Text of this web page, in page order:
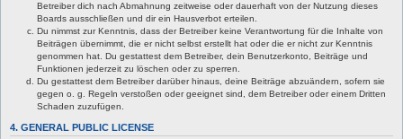
Betreiber dich nach Abmahnung zeitweise oder dauerhaft von der Nutzung dieses
Boards ausschließen und dir ein Hausverbot erteilen.
Du nimmst zur Kenntnis, dass der Betreiber keine Verantwortung für die Inhalte von
Beiträgen übernimmt, die er nicht selbst erstellt hat oder die er nicht zur Kenntnis
genommen hat. Du gestattest dem Betreiber, dein Benutzerkonto, Beiträge und
Funktionen jederzeit zu löschen oder zu sperren.
Du gestattest dem Betreiber darüber hinaus, deine Beiträge abzuändern, sofern sie
gegen o. g. Regeln verstoßen oder geeignet sind, dem Betreiber oder einem Dritten
Schaden zuzufügen.
4. GENERAL PUBLIC LICENSE